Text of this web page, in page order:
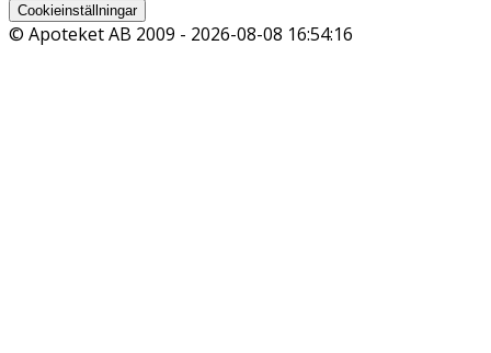
Cookieinställningar
© Apoteket AB 2009 - 2026-08-08 16:54:16